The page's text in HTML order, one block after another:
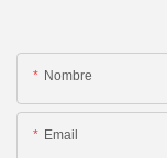
Nombre
Email